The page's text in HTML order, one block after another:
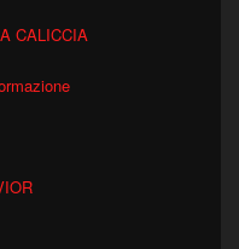
CALICCIA